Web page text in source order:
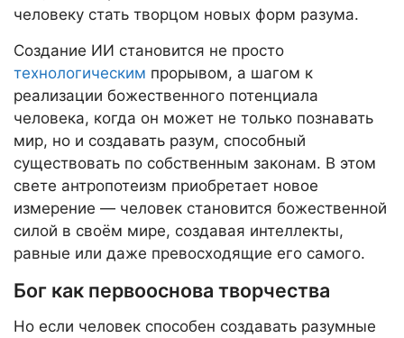
человеку стать творцом новых форм разума.
Создание ИИ становится не просто
технологическим прорывом, а шагом к
реализации божественного потенциала
человека, когда он может не только познавать
мир, но и создавать разум, способный
существовать по собственным законам. В этом
свете антропотеизм приобретает новое
измерение — человек становится божественной
силой в своём мире, создавая интеллекты,
равные или даже превосходящие его самого.
Бог как первооснова творчества
Но если человек способен создавать разумные